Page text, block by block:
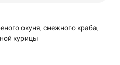
окуня, снежного краба,
курицы